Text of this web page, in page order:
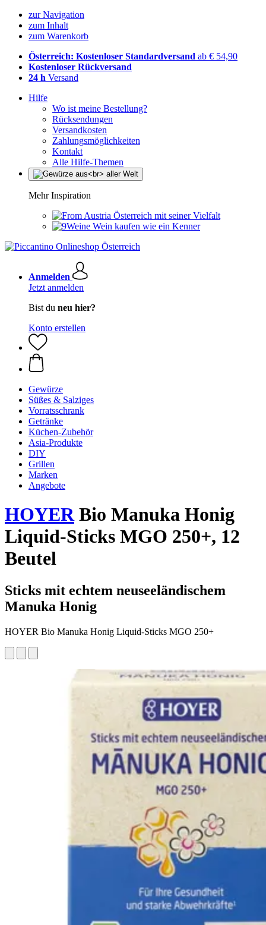
zur Navigation
zum Inhalt
zum Warenkorb
Österreich: Kostenloser Standardversand ab € 54,90
Kostenloser Rückversand
24 h Versand
Hilfe
Wo ist meine Bestellung?
Rücksendungen
Versandkosten
Zahlungsmöglichkeiten
Kontakt
Alle Hilfe-Themen
Mehr Inspiration
Österreich mit seiner Vielfalt
Wein kaufen wie ein Kenner
Anmelden
Jetzt anmelden
Bist du neu hier?
Konto erstellen
Gewürze
Süßes & Salziges
Vorratsschrank
Getränke
Küchen-Zubehör
Asia-Produkte
DIY
Grillen
Marken
Angebote
HOYERBio Manuka Honig
Liquid-Sticks MGO 250+, 12
Beutel
Sticks mit echtem neuseeländischem
Manuka Honig
HOYER Bio Manuka Honig Liquid-Sticks MGO 250+